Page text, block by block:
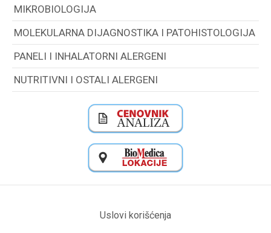
MIKROBIOLOGIJA
MOLEKULARNA DIJAGNOSTIKA I PATOHISTOLOGIJA
PANELI I INHALATORNI ALERGENI
NUTRITIVNI I OSTALI ALERGENI
Uslovi korišćenja